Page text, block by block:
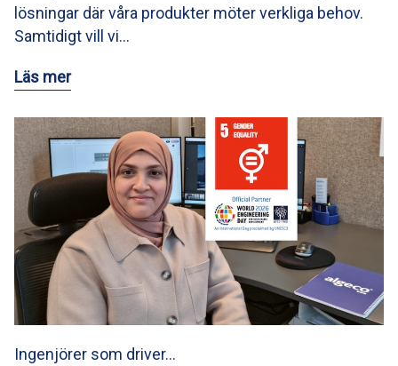
lösningar där våra produkter möter verkliga behov.
Samtidigt vill vi…
Läs mer
Ingenjörer som driver…